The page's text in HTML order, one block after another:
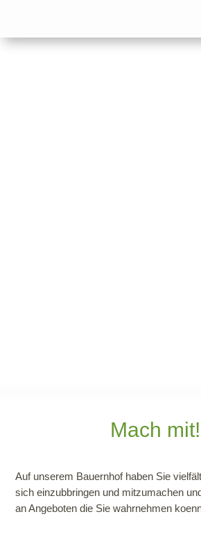
Mach mit!
Auf unserem Bauernhof haben Sie
sich einzubbringen und mitzumachen
an Angeboten die Sie wahrnehmen